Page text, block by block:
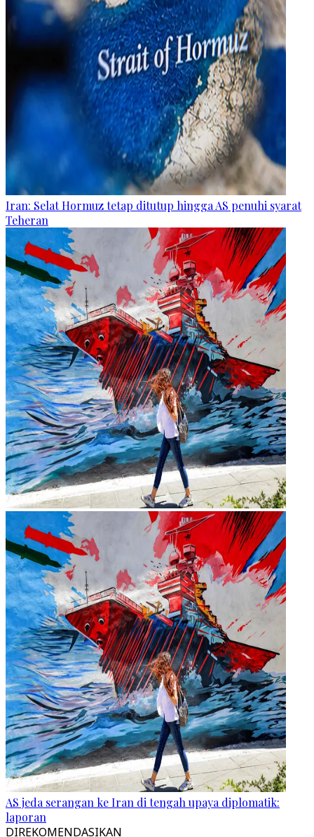
Iran: Selat Hormuz tetap ditutup hingga AS penuhi syarat
Teheran
AS jeda serangan ke Iran di tengah upaya diplomatik:
laporan
DIREKOMENDASIKAN